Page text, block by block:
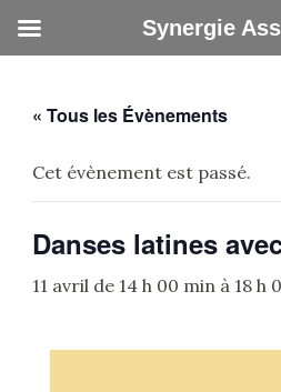
au
« Tous les Évènements
Cet évènement est passé.
Danses latines
11 avril de 14 h 00 minà 18 h
Synergie